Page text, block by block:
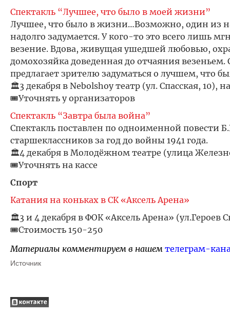
Спектакль “Лучшее, что было в моей жизни”
Лучшее, что было в жизни…Возможно, один из
надолго задумается. У кого-то это всего лишь
везение. Вдова, живущая ушедшей любовью,
домохозяйка доведенная до отчаяния
предлагает зрителю задуматься о лучшем, что
🏛️3 декабря в Nebolshoy театр (ул. Спасская, 10),
🎟️Уточнять у организаторов
Спектакль “Завтра была война”
Спектакль поставлен по одноименной повести
старшеклассников за год до войны 1941 года.
🏛️4 декабря в Молодёжном театре (улица
🎟️Уточнять на кассе
Спорт
Катания на коньках в СК «Аксель Арена»
🏛️3 и 4 декабря в ФОК «Аксель Арена» (ул.Героев
🎟️Стоимость 150-250
Материалы комментируем в нашем телеграм-
Источник